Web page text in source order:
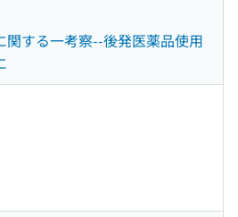
関する一考察--後発医薬品使用